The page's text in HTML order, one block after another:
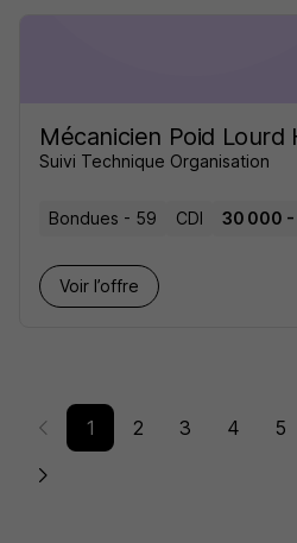
Mécanicien Poid Lourd
Suivi Technique Organisation
Bondues - 59 CDI 30 000 -
Voir l’offre
1 2 3 4 5